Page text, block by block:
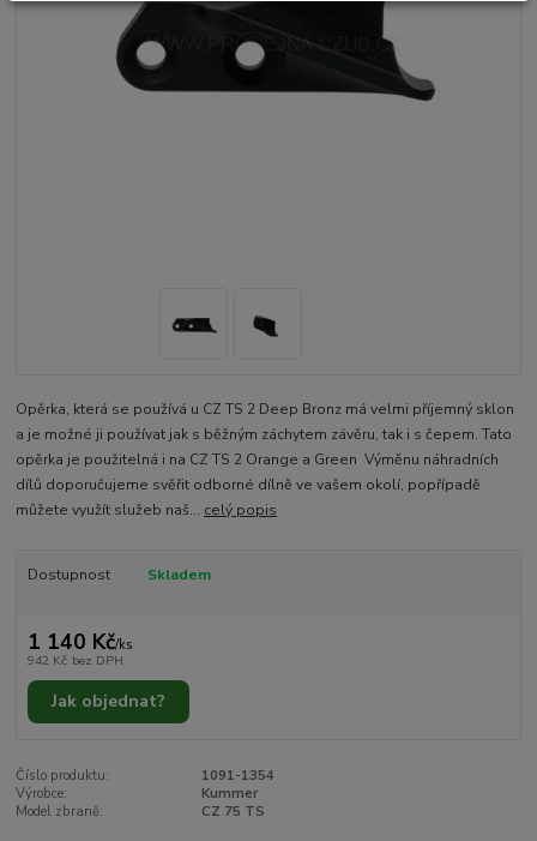
Opěrka, která se používá u CZ TS 2 Deep Bronz má velmi příjemný sklon
a je možné ji používat jak s běžným záchytem závěru, tak i s čepem. Tato
opěrka je použitelná i na CZ TS 2 Orange a Green Výměnu náhradních
dílů doporučujeme svěřit odborné dílně ve vašem okolí, popřípadě
můžete využít služeb naš... celý popis
Dostupnost Skladem
1 140 Kč/ks
942 Kč bez DPH
Jak objednat?
Číslo produktu:
1091-1354
Výrobce:
Kummer
Model zbraně:
CZ 75 TS